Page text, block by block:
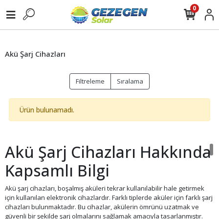
0
Akü Şarj Cihazları
Filtreleme Sıralama
Ürün bulunamadı.
Akü Şarj Cihazları Hakkında
Kapsamlı Bilgi
Akü şarj cihazları, boşalmış aküleri tekrar kullanılabilir hale getirmek
için kullanılan elektronik cihazlardır. Farklı tiplerde aküler için farklı şarj
cihazları bulunmaktadır. Bu cihazlar, akülerin ömrünü uzatmak ve
güvenli bir şekilde şarj olmalarını sağlamak amacıyla tasarlanmıştır.